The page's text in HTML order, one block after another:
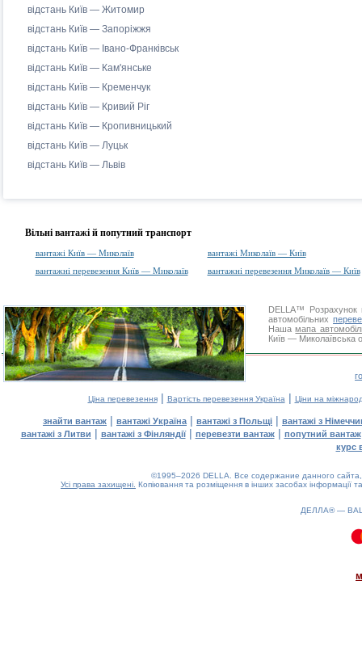
відстань Київ — Житомир
відстань Київ — Запоріжжя
відстань Київ — Івано-Франківськ
відстань Київ — Кам'янське
відстань Київ — Кременчук
відстань Київ — Кривий Ріг
відстань Київ — Кропивницький
відстань Київ — Луцьк
відстань Київ — Львів
Вільні вантажі й попутний транспорт
вантажі Київ — Миколаїв
вантажі Миколаїв — Київ
вантажні перевезення Київ — Миколаїв
вантажні перевезення Миколаїв — Київ
DELLA™
Розрахунок
автомобільних
Нашамапа
Київ — Миколаївська
Ціна перевезення| Вартість перевезення Україна | Ціни на
знайти вантаж | вантажі Україна | вантажі з Польщі | вантажі з
вантажі з Литви | вантажі з Фінляндії| перевезти вантаж| попутний вантаж
курс
©1995–2026 DELLA. Все содержание данного
Усі права захищені. Копіювання та розміщення в інших засобах інформації
ДЕЛЛА® —